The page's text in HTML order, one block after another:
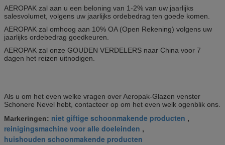
AEROPAK zal aan u een beloning van 1-2% van uw jaarlijks
salesvolumet, volgens uw jaarlijks ordebedrag ten goede komen.
AEROPAK zal omhoog aan 10% OA (Open Rekening) volgens uw
jaarlijks ordebedrag goedkeuren.
AEROPAK zal onze GOUDEN VERDELERS naar China voor 7
dagen het reizen uitnodigen.
Als u om het even welke vragen over Aeropak-Glazen venster
Schonere Nevel hebt, contacteer op om het even welk ogenblik ons.
Markeringen: niet giftige schoonmakende producten ,
reinigingsmachine voor alle doeleinden ,
huishouden schoonmakende producten